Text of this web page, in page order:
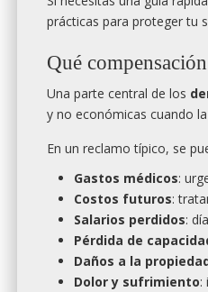
prácticas para proteger tu
Qué
Una parte central de los
y no económicas cuando
En un reclamo típico, se
Gastos médicos:
Costos futuros:
Salarios perdidos:
Pérdida de
Daños a la
Dolor y sufrimiento: